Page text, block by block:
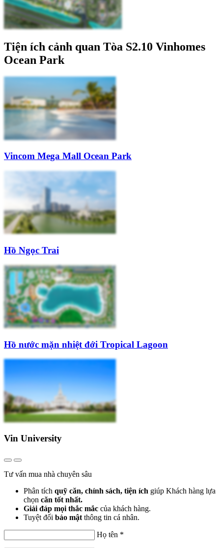
Tiện ích cảnh quan Tòa S2.10 Vinhomes
Ocean Park
Vincom Mega Mall Ocean Park
Hồ Ngọc Trai
Hồ nước mặn nhiệt đới Tropical Lagoon
Vin University
Tư vấn mua nhà chuyên sâu
Phân tích quỹ căn, chính sách, tiện ích giúp Khách hàng lựa
chọn căn tốt nhất.
Giải đáp mọi thắc mắc của khách hàng.
Tuyệt đối bảo mật thông tin cá nhân.
Họ tên *